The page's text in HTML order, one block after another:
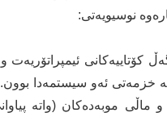
کۆتاییەکانی
خزمەتی ئەو سیستمەدا
ماڵی موبەدەکان (واتە